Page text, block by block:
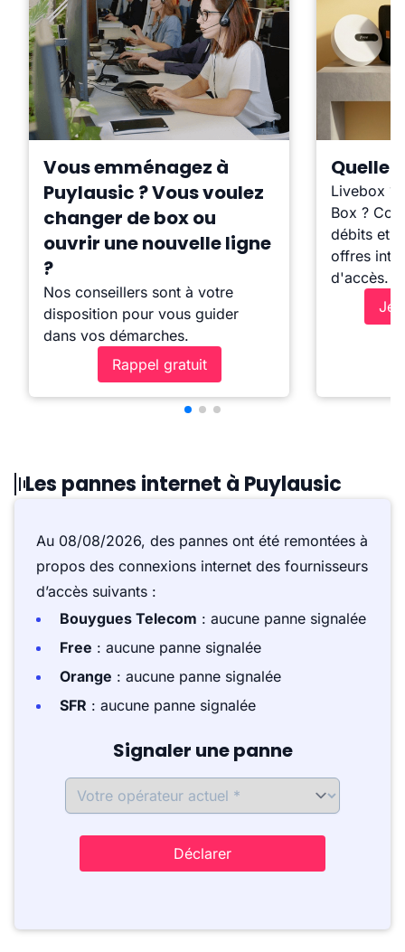
Vous emménagez à
Puylausic ? Vous voulez
changer de box ou
ouvrir une nouvelle ligne
?
Nos conseillers sont à votre
disposition pour vous guider
dans vos démarches.
Rappel gratuit
Quelle
Livebox ?
Box ?
débits et
offres
d'accès.
Je
Les pannes internet à Puylausic
Au 08/08/2026, des pannes ont été remontées à
propos des connexions internet des fournisseurs
d’accès suivants :
Bouygues Telecom : aucune panne signalée
Free : aucune panne signalée
Orange : aucune panne signalée
SFR : aucune panne signalée
Signaler une panne
Déclarer